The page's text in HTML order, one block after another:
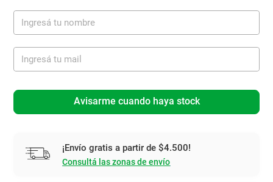
Avisarme cuando haya stock
¡Envío gratis a partir de $4.500!
Consultá las zonas de envío